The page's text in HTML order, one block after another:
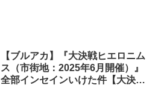
【ブルアカ】『大決戦ヒエロニム
ス（市街地：2025年6月開催）』
全部インセインいけた件【大決